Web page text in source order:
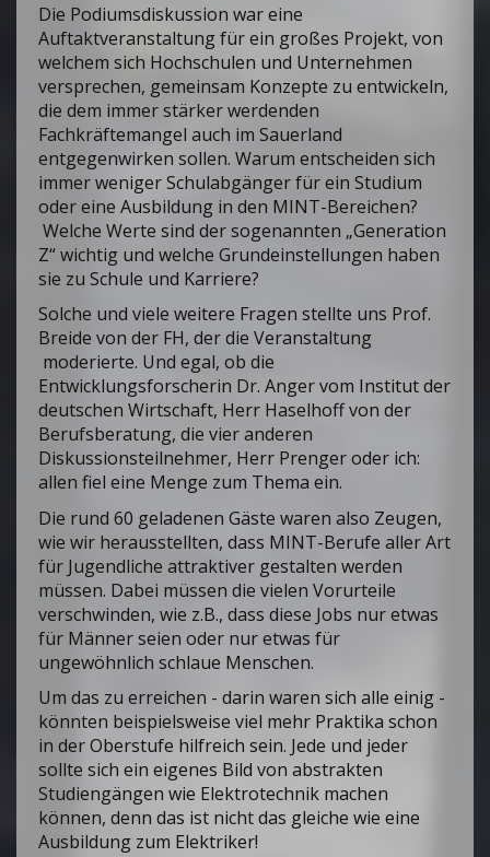
Die Podiumsdiskussion war eine
Auftaktveranstaltung für ein großes Projekt, von
welchem sich Hochschulen und Unternehmen
versprechen, gemeinsam Konzepte zu entwickeln,
die dem immer stärker werdenden
Fachkräftemangel auch im Sauerland
entgegenwirken sollen. Warum entscheiden sich
immer weniger Schulabgänger für ein Studium
oder eine Ausbildung in den MINT-Bereichen?
Welche Werte sind der sogenannten „Generation
Z“ wichtig und welche Grundeinstellungen haben
sie zu Schule und Karriere?
Solche und viele weitere Fragen stellte uns Prof.
Breide von der FH, der die Veranstaltung
moderierte. Und egal, ob die
Entwicklungsforscherin Dr. Anger vom Institut der
deutschen Wirtschaft, Herr Haselhoff von der
Berufsberatung, die vier anderen
Diskussionsteilnehmer, Herr Prenger oder ich:
allen fiel eine Menge zum Thema ein.
Die rund 60 geladenen Gäste waren also Zeugen,
wie wir herausstellten, dass MINT-Berufe aller Art
für Jugendliche attraktiver gestalten werden
müssen. Dabei müssen die vielen Vorurteile
verschwinden, wie z.B., dass diese Jobs nur etwas
für Männer seien oder nur etwas für
ungewöhnlich schlaue Menschen.
Um das zu erreichen - darin waren sich alle einig -
könnten beispielsweise viel mehr Praktika schon
in der Oberstufe hilfreich sein. Jede und jeder
sollte sich ein eigenes Bild von abstrakten
Studiengängen wie Elektrotechnik machen
können, denn das ist nicht das gleiche wie eine
Ausbildung zum Elektriker!